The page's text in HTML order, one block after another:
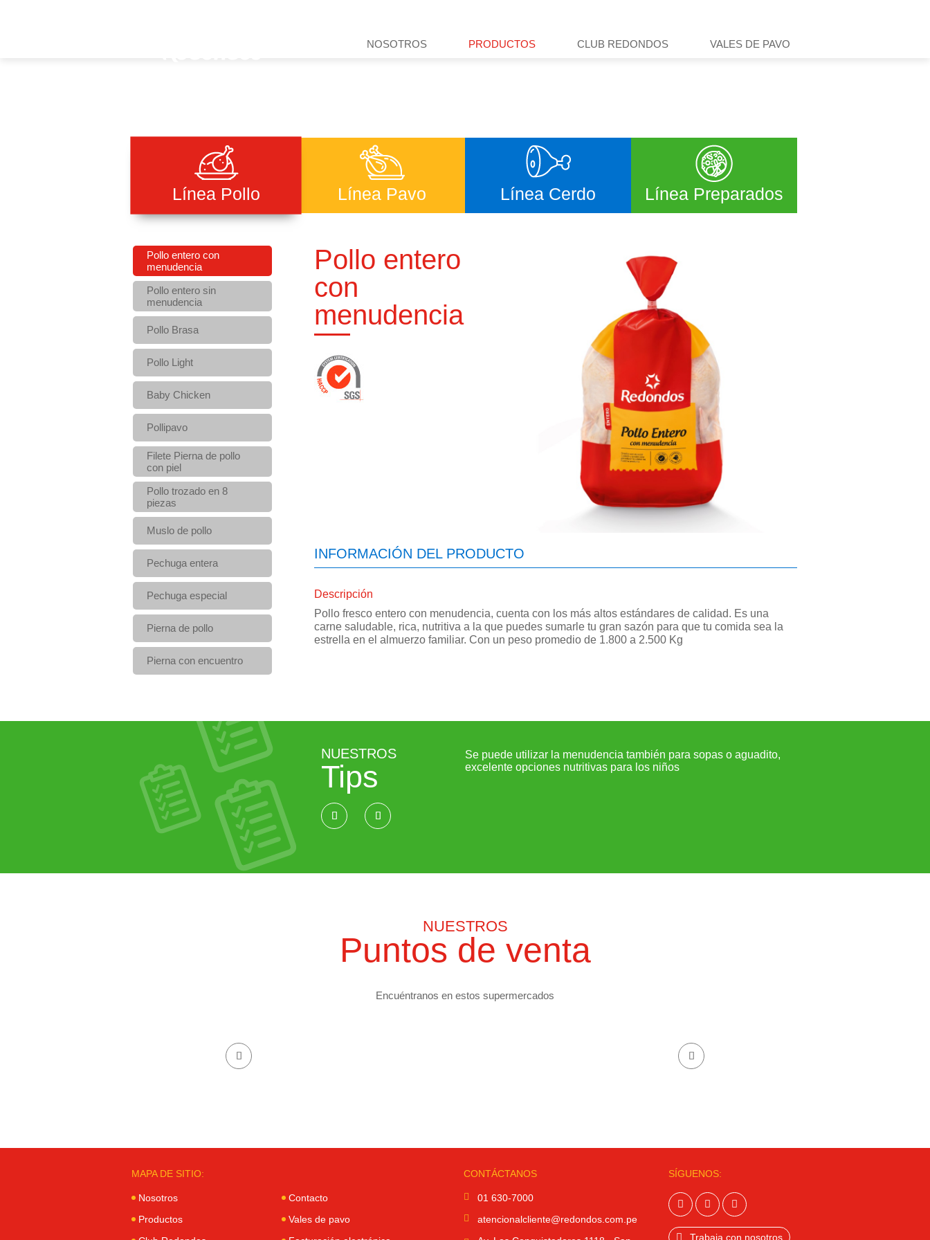
NOSOTROS PRODUCTOS CLUB REDONDOS VALES DE PAVO
Línea Pollo Línea Pavo Línea Cerdo Línea Preparados
Pollo entero con
menudencia
Pollo entero sin
menudencia
Pollo Brasa
Pollo Light
Baby Chicken
Pollipavo
Filete Pierna de pollo
con piel
Pollo trozado en 8
piezas
Muslo de pollo
Pechuga entera
Pechuga especial
Pierna de pollo
Pierna con encuentro
Pollo entero
con
menudencia
INFORMACIÓN DEL PRODUCTO
Descripción
Pollo fresco entero con menudencia, cuenta con los más altos estándares de calidad. Es una
carne saludable, rica, nutritiva a la que puedes sumarle tu gran sazón para que tu comida sea la
estrella en el almuerzo familiar. Con un peso promedio de 1.800 a 2.500 Kg
NUESTROS
Tips
Ideal para cocinarlo entero o trozarlo para preparación de diversos
platillos para todo momento como arroz con pollo o estofado de
pollo
Se puede utilizar la menudencia también para sopas o aguadito,
excelente opciones nutritivas para los niños
NUESTROS
Puntos de venta
Encuéntranos en estos supermercados
MAPA DE SITIO:
Nosotros
Contacto
Productos
Vales de pavo
CONTÁCTANOS
01 630-7000
atencionalcliente@redondos.com.pe
SÍGUENOS:
Trabaja con nosotros